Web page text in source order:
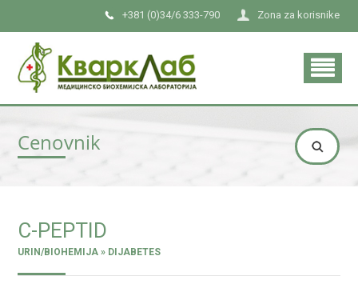
Zona za korisnike
+381 (0)34/6 333-790
Cenovnik
C-PEPTID
URIN/BIOHEMIJA » DIJABETES